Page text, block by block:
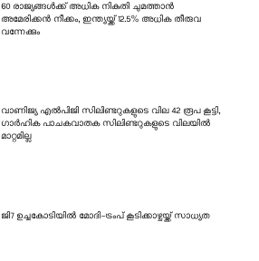
60 രാജ്യങ്ങൾക്ക് അധിക നികുതി ചുമത്താൻ
അമേരിക്കൻ നീക്കം, ഇന്ത്യയ്ക്ക് 12.5% അധിക തീരുവ
വന്നേക്കും
വാണിജ്യ എൽപിജി സിലിണ്ടറുകളുടെ വില 42 രൂപ കൂട്ടി,
ഗാർഹിക പാചകവാതക സിലിണ്ടറുകളുടെ വിലയിൽ
മാറ്റമില്ല
ജി7 ഉച്ചകോടിയിൽ മോദി-ട്രംപ് കൂടിക്കാഴ്ചയ്ക്ക് സാധ്യത